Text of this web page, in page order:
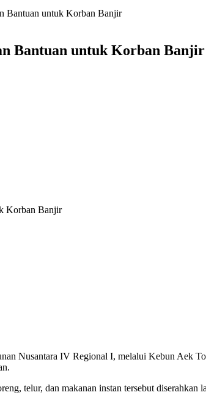
Bantuan untuk Korban Banjir
Bantuan untuk Korban Banjir
Korban Banjir
Nusantara IV Regional I, melalui Kebun Aek
telur, dan makanan instan tersebut